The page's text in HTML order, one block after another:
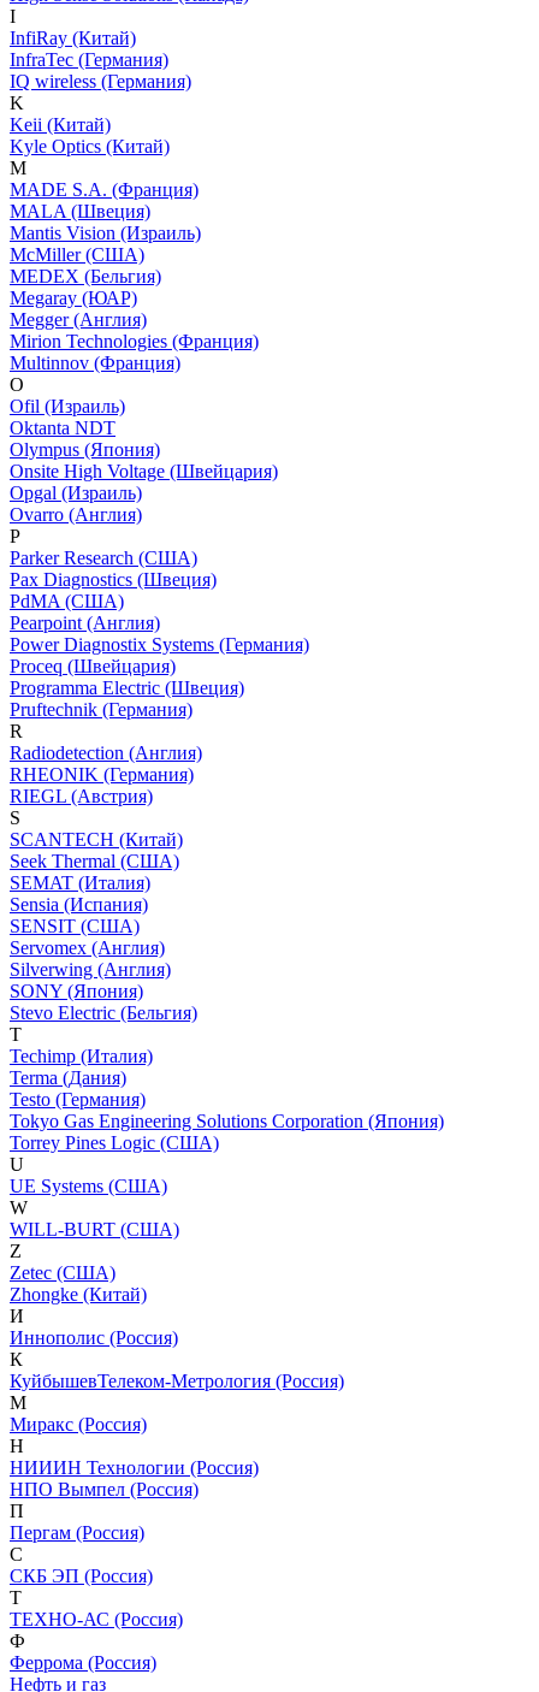
I
InfiRay (Китай)
InfraTec (Германия)
IQ wireless (Германия)
K
Keii (Китай)
Kyle Optics (Китай)
M
MADE S.A. (Франция)
MALA (Швеция)
Mantis Vision (Израиль)
McMiller (США)
MEDEX (Бельгия)
Megaray (ЮАР)
Megger (Англия)
Mirion Technologies (Франция)
Multinnov (Франция)
O
Ofil (Израиль)
Oktanta NDT
Olympus (Япония)
Onsite High Voltage (Швейцария)
Opgal (Израиль)
Ovarro (Англия)
P
Parker Research (США)
Pax Diagnostics (Швеция)
PdMA (США)
Pearpoint (Англия)
Power Diagnostix Systems (Германия)
Proceq (Швейцария)
Programma Electric (Швеция)
Pruftechnik (Германия)
R
Radiodetection (Англия)
RHEONIK (Германия)
RIEGL (Австрия)
S
SCANTECH (Китай)
Seek Thermal (США)
SEMAT (Италия)
Sensia (Испания)
SENSIT (США)
Servomex (Англия)
Silverwing (Англия)
SONY (Япония)
Stevo Electric (Бельгия)
T
Techimp (Италия)
Terma (Дания)
Testo (Германия)
Tokyo Gas Engineering Solutions Corporation (Япония)
Torrey Pines Logic (США)
U
UE Systems (США)
W
WILL-BURT (США)
Z
Zetec (США)
Zhongke (Китай)
И
Иннополис (Россия)
К
КуйбышевТелеком-Метрология (Россия)
М
Миракс (Россия)
Н
НИИИН Технологии (Россия)
НПО Вымпел (Россия)
П
Пергам (Россия)
С
СКБ ЭП (Россия)
Т
ТЕХНО-АС (Россия)
Ф
Феррома (Россия)
Нефть и газ